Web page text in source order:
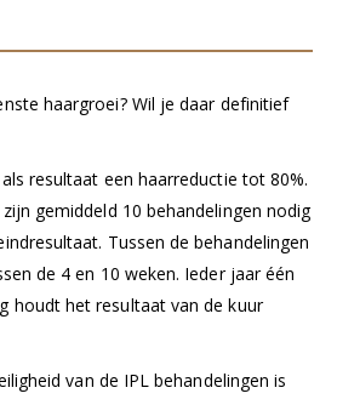
haargroei? Wil je daar definitief
resultaat een haarreductie tot 80%.
gemiddeld 10 behandelingen nodig
Tussen de behandelingen
de 4 en 10 weken. Ieder jaar één
houdt het resultaat van de kuur
van de IPL behandelingen is